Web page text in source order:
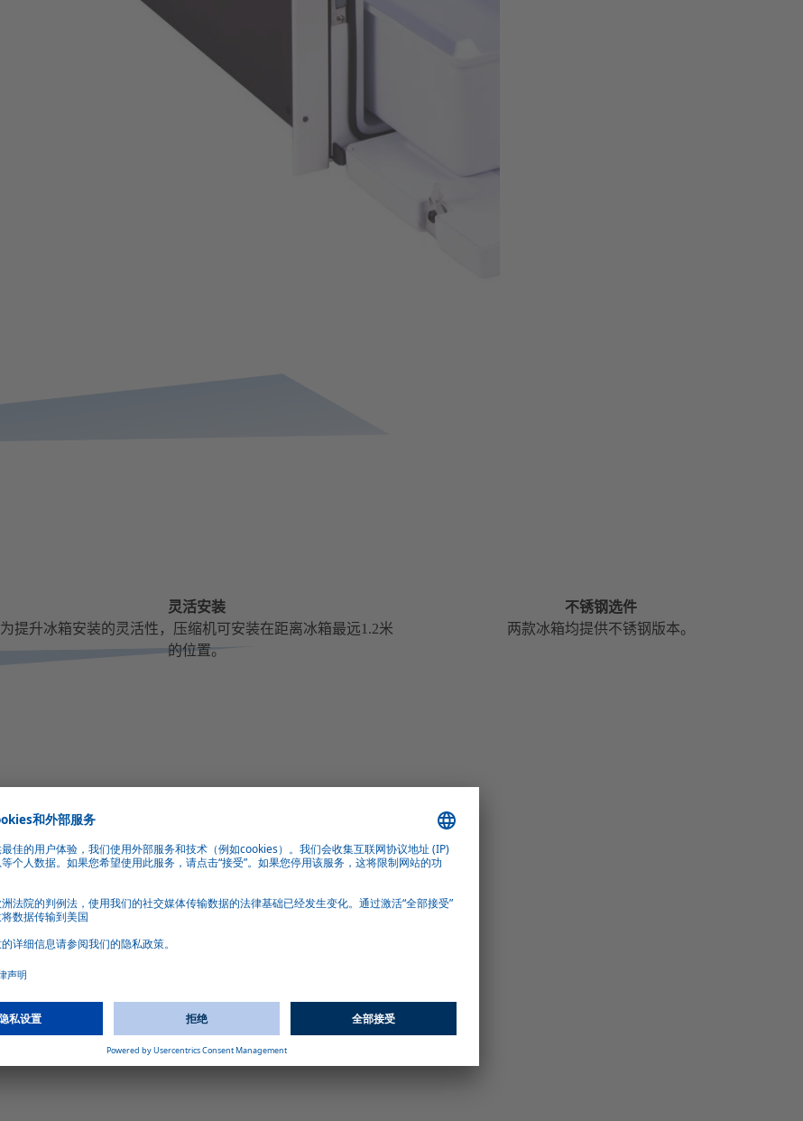
灵活安装
为提升冰箱安装的灵活性，压缩机可安装在距离冰箱最远1.2米
的位置。
不锈钢选件
两款冰箱均提供不锈钢版本。